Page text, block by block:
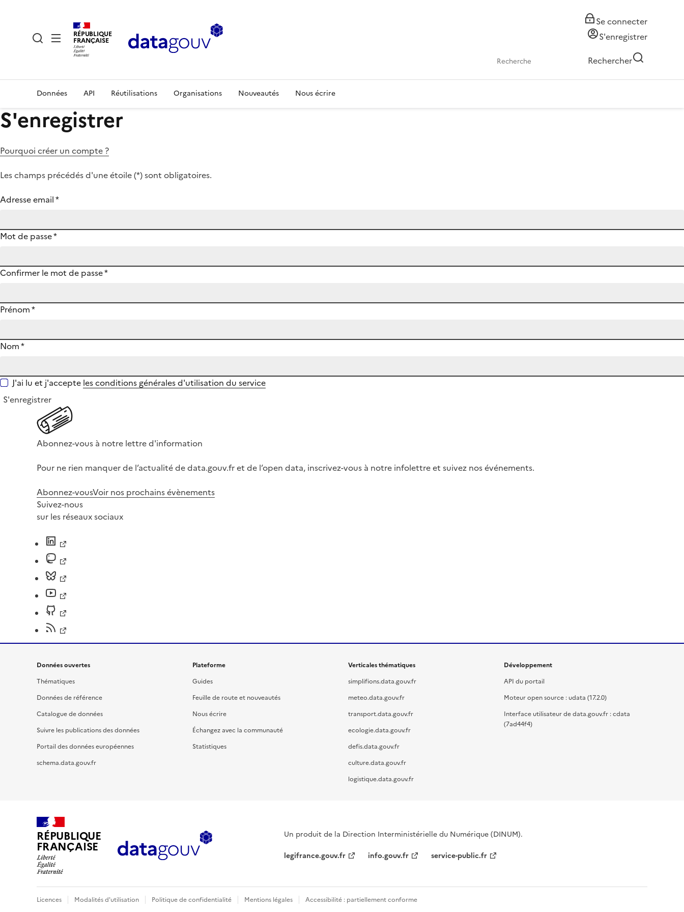
RÉPUBLIQUE
FRANÇAISE
Se connecter
S'enregistrer
Rechercher
Données API Réutilisations Organisations Nouveautés Nous écrire
S'enregistrer
Pourquoi créer un compte ?
Les champs précédés d'une étoile (*) sont obligatoires.
Adresse email*
Mot de passe*
Confirmer le mot de passe*
Prénom*
Nom*
J'ai lu et j'accepte les conditions générales d'utilisation du service
S'enregistrer
Abonnez-vous à notre lettre d'information
Pour ne rien manquer de l’actualité de data.gouv.fr et de l’open data, inscrivez-vous à notre infolettre et suivez nos événements.
Abonnez-vousVoir nos prochains évènements
Suivez-nous
sur les réseaux sociaux
Données ouvertes
Thématiques
Données de référence
Catalogue de données
Suivre les publications des données
Portail des données européennes
schema.data.gouv.fr
Plateforme
Guides
Feuille de route et nouveautés
Nous écrire
Échangez avec la communauté
Statistiques
Verticales thématiques
simplifions.data.gouv.fr
meteo.data.gouv.fr
transport.data.gouv.fr
ecologie.data.gouv.fr
defis.data.gouv.fr
culture.data.gouv.fr
logistique.data.gouv.fr
Développement
API du portail
Moteur open source : udata (17.2.0)
Interface utilisateur de data.gouv.fr : cdata
(7ad44f4)
RÉPUBLIQUE
FRANÇAISE
Un produit de la Direction Interministérielle du Numérique (DINUM).
legifrance.gouv.fr
info.gouv.fr service-public.fr
Licences Modalités d'utilisation Politique de confidentialité Mentions légales Accessibilité : partiellement conforme